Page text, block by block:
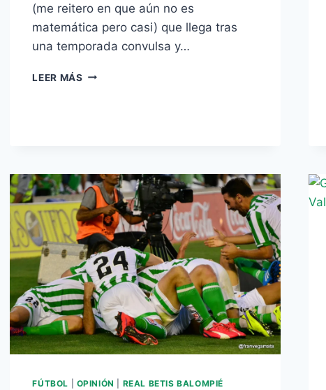
(me reitero en que aún no es
matemática pero casi) que llega tras
una temporada convulsa y…
LEER MÁS LA
FÚTBOL OPINIÓN REAL BETIS BALOMPIÉ